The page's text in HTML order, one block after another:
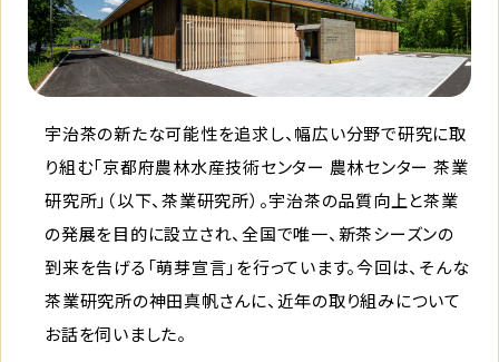
宇治茶の新たな可能性を追求し、幅広い分野で研究に取
り組む「京都府農林水産技術センター 農林センター 茶業
研究所」（以下、茶業研究所）。宇治茶の品質向上と茶業
の発展を目的に設立され、全国で唯一、新茶シーズンの
到来を告げる「萌芽宣言」を行っています。今回は、そんな
茶業研究所の神田真帆さんに、近年の取り組みについて
お話を伺いました。